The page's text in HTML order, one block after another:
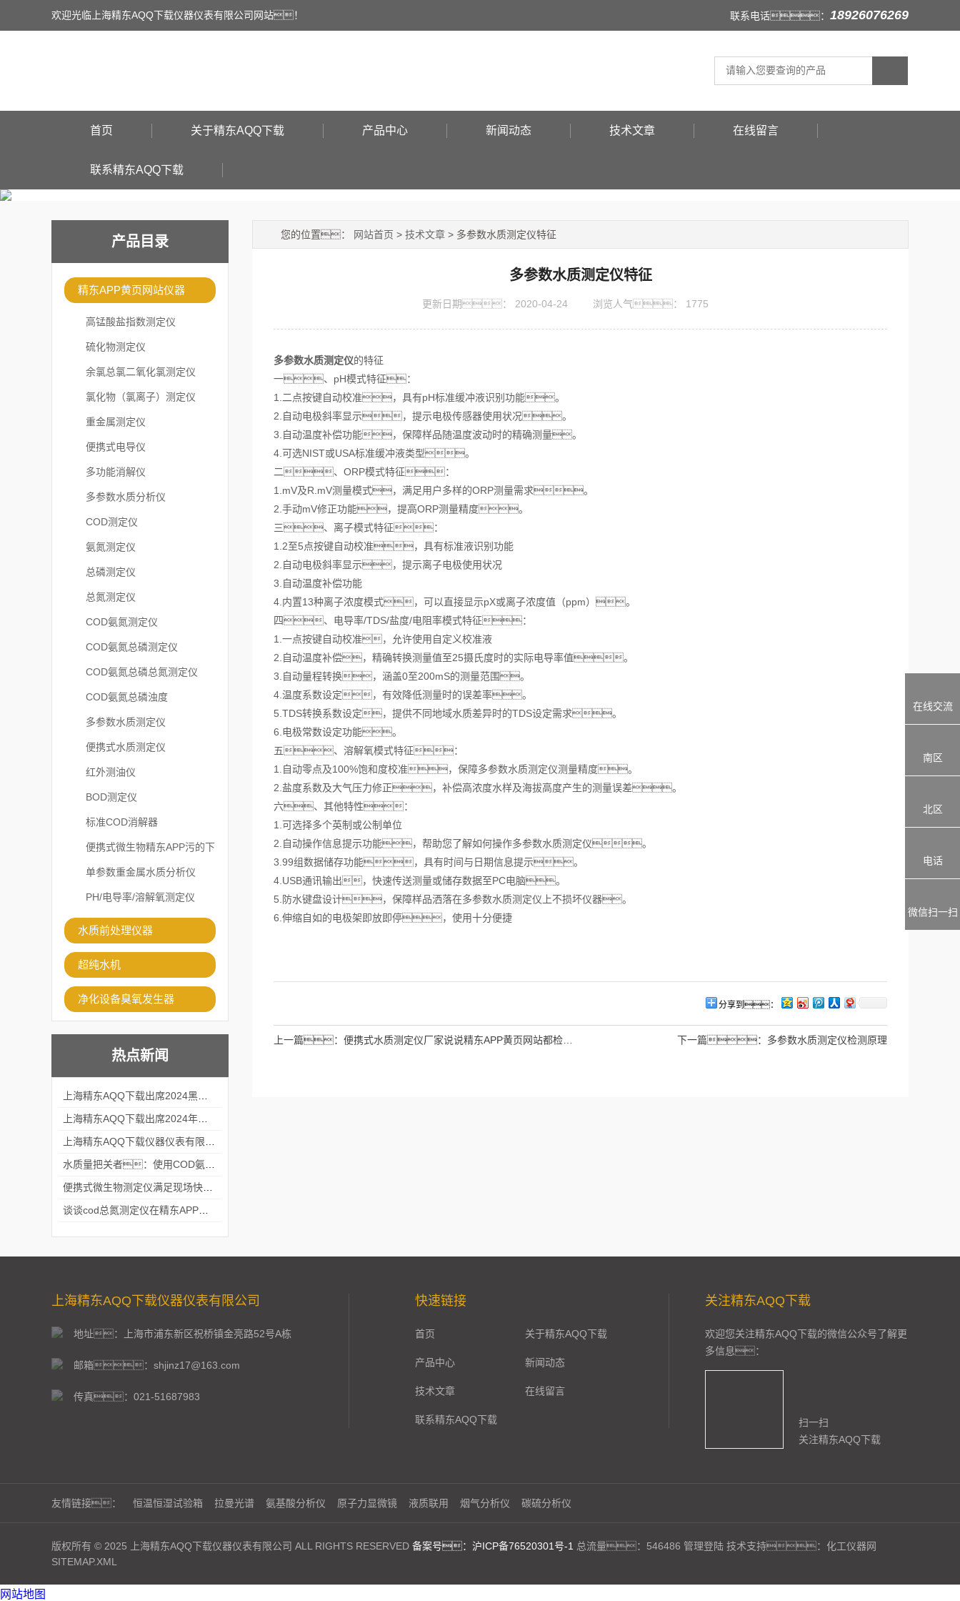
欢迎光临上海精东AQQ下载仪器仪表有限公司网站！ 联系电话： 18926076269
首页 关于精东AQQ下载 产品中心 新闻动态 技术文章 在线留言
联系精东AQQ下载
产品目录
精东APP黄页网站仪器
高锰酸盐指数测定仪
硫化物测定仪
余氯总氯二氧化氯测定仪
氯化物（氯离子）测定仪
重金属测定仪
便携式电导仪
多功能消解仪
多参数水质分析仪
COD测定仪
氨氮测定仪
总磷测定仪
总氮测定仪
COD氨氮测定仪
COD氨氮总磷测定仪
COD氨氮总磷总氮测定仪
COD氨氮总磷浊度
多参数水质测定仪
便携式水质测定仪
红外测油仪
BOD测定仪
标准COD消解器
便携式微生物精东APP污的下
载安装
单参数重金属水质分析仪
PH/电导率/溶解氧测定仪
水质前处理仪器
超纯水机
净化设备臭氧发生器
热点新闻
您的位置： 网站首页 > 技术文章 > 多参数水质测定仪特征
多参数水质测定仪特征
更新日期： 2020-04-24 浏览人气： 1775
多参数水质测定仪的特征
一、pH模式特征：
1.二点按键自动校准，具有pH标准缓冲液识别功能。
2.自动电极斜率显示，提示电极传感器使用状况。
3.自动温度补偿功能，保障样品随温度波动时的精确测量。
4.可选NIST或USA标准缓冲液类型。
二、ORP模式特征：
1.mV及R.mV测量模式，满足用户多样的ORP测量需求。
2.手动mV修正功能，提高ORP测量精度。
三、离子模式特征：
1.2至5点按键自动校准，具有标准液识别功能
2.自动电极斜率显示，提示离子电极使用状况
3.自动温度补偿功能
4.内置13种离子浓度模式，可以直接显示pX或离子浓度值（ppm）。
四、电导率/TDS/盐度/电阻率模式特征：
1.一点按键自动校准，允许使用自定义校准液
2.自动温度补偿，精确转换测量值至25摄氏度时的实际电导率值。
3.自动量程转换，涵盖0至200mS的测量范围。
4.温度系数设定，有效降低测量时的误差率。
5.TDS转换系数设定，提供不同地域水质差异时的TDS设定需求。
6.电极常数设定功能。
五、溶解氧模式特征：
1.自动零点及100%饱和度校准，保障多参数水质测定仪测量精度。
2.盐度系数及大气压力修正，补偿高浓度水样及海拔高度产生的测量误差。
六、其他特性：
1.可选择多个英制或公制单位
2.自动操作信息提示功能，帮助您了解如何操作多参数水质测定仪。
3.99组数据储存功能，具有时间与日期信息提示。
4.USB通讯输出，快速传送测量或储存数据至PC电脑。
5.防水键盘设计，保障样品洒落在多参数水质测定仪上不损坏仪器。
6.伸缩自如的电极架即放即停，使用十分便捷
分享到：
上一篇： 便携式水质测定仪厂家说说精东APP黄页网站都检测什么 下一篇： 多参数水质测定仪检测原理
上海精东AQQ下载仪器仪表有限公司
地址：上海市浦东新区祝桥镇金亮路52号A栋
邮箱：shjinz17@163.com
传真：021-51687983
快速链接
首页 关于精东AQQ下载
产品中心 新闻动态
技术文章 在线留言
联系精东AQQ下载
关注精东AQQ下载
欢迎您关注精东AQQ下载的微信公众号了解更
多信息：
扫一扫
关注精东AQQ下载
友情链接： 恒温恒湿试验箱 拉曼光谱 氨基酸分析仪 原子力显微镜 液质联用 烟气分析仪 碳硫分析仪
版权所有 © 2025 上海精东AQQ下载仪器仪表有限公司 ALL RIGHTS RESERVED 备案号：沪ICP备76520301号-1 总流量：546486 管理登陆 技术支持： 化工仪器网
SITEMAP.XML
在线交流
南区
北区
电话
微信扫一扫
网站地图